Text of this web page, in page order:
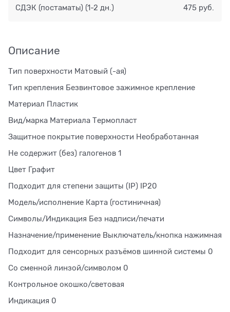
СДЭК (постаматы) (1-2 дн.) 475 руб.
Описание
Тип поверхности Матовый (-ая)
Тип крепления Безвинтовое зажимное крепление
Материал Пластик
Вид/марка Материала Термопласт
Защитное покрытие поверхности Необработанная
Не содержит (без) галогенов 1
Цвет Графит
Подходит для степени защиты (IP) IP20
Модель/исполнение Карта (гостиничная)
Символы/Индикация Без надписи/печати
Назначение/применение Выключатель/кнопка нажимная
Подходит для сенсорных разъёмов шинной системы 0
Со сменной линзой/символом 0
Контрольное окошко/световая
Индикация 0